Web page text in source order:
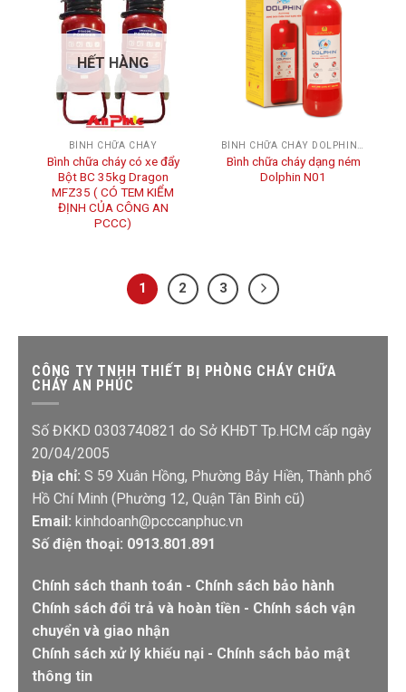
HẾT HÀNG
BÌNH CHỮA CHÁY
Bình chữa cháy có xe đẩy
Bột BC 35kg Dragon
MFZ35 ( CÓ TEM KIỂM
ĐỊNH CỦA CÔNG AN
PCCC)
BÌNH CHỮA CHÁY DOLPHIN BCA
Bình chữa cháy dạng ném
Dolphin N01
1 2 3
CÔNG TY TNHH THIẾT BỊ PHÒNG CHÁY CHỮA
CHÁY AN PHÚC
Số ĐKKD 0303740821 do Sở KHĐT Tp.HCM cấp ngày
20/04/2005
Địa chỉ: S 59 Xuân Hồng, Phường Bảy Hiền, Thành phố
Hồ Chí Minh (Phường 12, Quận Tân Bình cũ)
Email: kinhdoanh@pcccanphuc.vn
Số điện thoại: 0913.801.891
Chính sách thanh toán - Chính sách bảo hành
Chính sách đổi trả và hoàn tiền - Chính sách vận
chuyển và giao nhận
Chính sách xử lý khiếu nại - Chính sách bảo mật
thông tin